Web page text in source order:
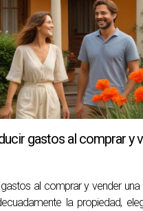
su historial de ventas y
experiencia de venta sin
gastos al comprar y
al comprar y vender
la propiedad,